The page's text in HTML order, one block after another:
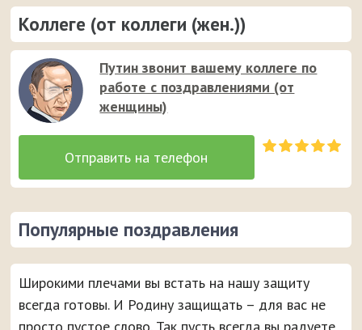
открытку на смартфон.
Коллеге (от коллеги (жен.))
Путин звонит вашему коллеге по
работе с поздравлениями (от
женщины)
Популярные поздравления
Широкими плечами вы встать на нашу защиту
всегда готовы. И Родину защищать – для вас не